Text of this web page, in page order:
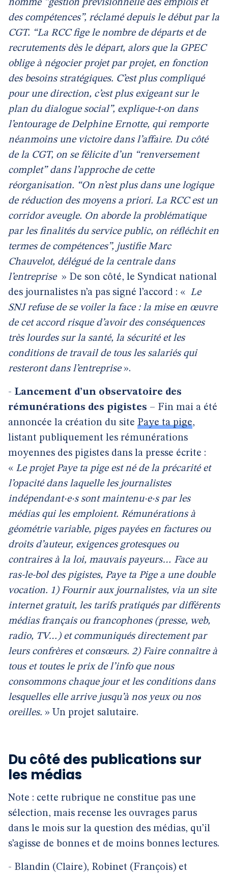
nommé “gestion prévisionnelle des emplois et
des compétences”, réclamé depuis le début par la
CGT. “La RCC fige le nombre de départs et de
recrutements dès le départ, alors que la GPEC
oblige à négocier projet par projet, en fonction
des besoins stratégiques. C’est plus compliqué
pour une direction, c’est plus exigeant sur le
plan du dialogue social”, explique-t-on dans
l’entourage de Delphine Ernotte, qui remporte
néanmoins une victoire dans l’affaire. Du côté
de la CGT, on se félicite d’un “renversement
complet” dans l’approche de cette
réorganisation. “On n’est plus dans une logique
de réduction des moyens a priori. La RCC est un
corridor aveugle. On aborde la problématique
par les finalités du service public, on réfléchit en
termes de compétences”, justifie Marc
Chauvelot, délégué de la centrale dans
l’entreprise » De son côté, le Syndicat national
des journalistes n’a pas signé l’accord : « Le
SNJ refuse de se voiler la face : la mise en œuvre
de cet accord risque d’avoir des conséquences
très lourdes sur la santé, la sécurité et les
conditions de travail de tous les salariés qui
resteront dans l’entreprise».
- Lancement d’un observatoire des
rémunérations des pigistes – Fin mai a été
annoncée la création du site Paye ta pige,
listant publiquement les rémunérations
moyennes des pigistes dans la presse écrite :
« Le projet Paye ta pige est né de la précarité et
l’opacité dans laquelle les journalistes
indépendant·e·s sont maintenu·e·s par les
médias qui les emploient. Rémunérations à
géométrie variable, piges payées en factures ou
droits d’auteur, exigences grotesques ou
contraires à la loi, mauvais payeurs… Face au
ras-le-bol des pigistes, Paye ta Pige a une double
vocation. 1) Fournir aux journalistes, via un site
internet gratuit, les tarifs pratiqués par différents
médias français ou francophones (presse, web,
radio, TV…) et communiqués directement par
leurs confrères et consœurs. 2) Faire connaître à
tous et toutes le prix de l’info que nous
consommons chaque jour et les conditions dans
lesquelles elle arrive jusqu’à nos yeux ou nos
oreilles. » Un projet salutaire.
Du côté des publications sur
les médias
Note : cette rubrique ne constitue pas une
sélection, mais recense les ouvrages parus
dans le mois sur la question des médias, qu’il
s’agisse de bonnes et de moins bonnes lectures.
- Blandin (Claire), Robinet (François) et